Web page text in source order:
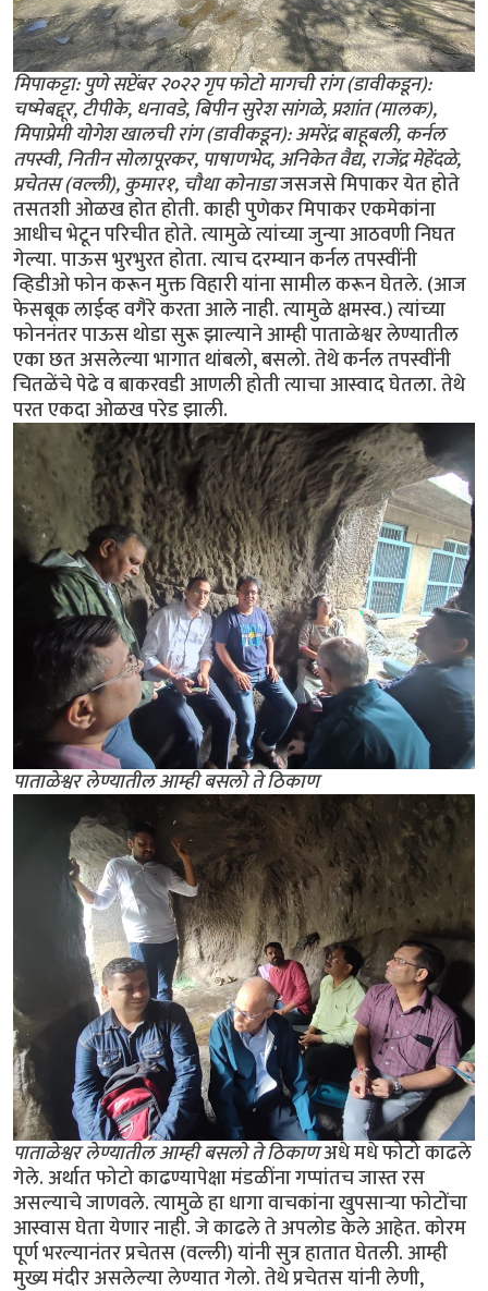
मिपाकट्टा: पुणे सप्टेंबर २०२२ गृप फोटो मागची रांग (डावीकडून):
चष्मेबद्दूर, टीपीके, धनावडे, बिपीन सुरेश सांगळे, प्रशांत (मालक),
मिपाप्रेमी योगेश खालची रांग (डावीकडून): अमरेंद्र बाहूबली, कर्नल
तपस्वी, नितीन सोलापूरकर, पाषाणभेद, अनिकेत वैद्य, राजेंद्र मेहेंदळे,
प्रचेतस (वल्ली), कुमार१, चौथा कोनाडाजसजसे मिपाकर येत होते
तसतशी ओळख होत होती. काही पुणेकर मिपाकर एकमेकांना
आधीच भेटून परिचीत होते. त्यामुळे त्यांच्या जुन्या आठवणी निघत
गेल्या. पाऊस भुरभुरत होता. त्याच दरम्यान कर्नल तपस्वींनी
व्हिडीओ फोन करून मुक्त विहारी यांना सामील करून घेतले. (आज
फेसबूक लाईव्ह वगैरे करता आले नाही. त्यामुळे क्षमस्व.) त्यांच्या
फोननंतर पाऊस थोडा सुरू झाल्याने आम्ही पाताळेश्वर लेण्यातील
एका छत असलेल्या भागात थांबलो, बसलो. तेथे कर्नल तपस्वींनी
चितळेंचे पेढे व बाकरवडी आणली होती त्याचा आस्वाद घेतला. तेथे
परत एकदा ओळख परेड झाली.
पाताळेश्वर लेण्यातील आम्ही बसलो ते ठिकाण
पाताळेश्वर लेण्यातील आम्ही बसलो ते ठिकाणअधे मधे फोटो काढले
गेले. अर्थात फोटो काढण्यापेक्षा मंडळींना गप्पांतच जास्त रस
असल्याचे जाणवले. त्यामुळे हा धागा वाचकांना खुपसार्‍या फोटोंचा
आस्वास घेता येणार नाही. जे काढले ते अपलोड केले आहेत. कोरम
पूर्ण भरल्यानंतर प्रचेतस (वल्ली) यांनी सुत्र हातात घेतली. आम्ही
मुख्य मंदीर असलेल्या लेण्यात गेलो. तेथे प्रचेतस यांनी लेणी,